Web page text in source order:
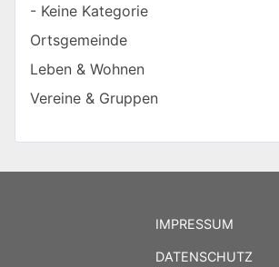
- Keine Kategorie
Ortsgemeinde
Leben & Wohnen
Vereine & Gruppen
IMPRESSUM
DATENSCHUTZ